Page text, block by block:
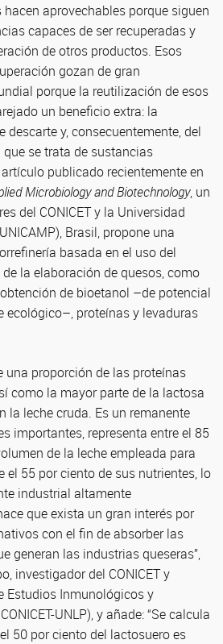
aprovechables porque siguen
capaces de ser recuperadas y
de otros productos. Esos
gozan de gran
porque la reutilización de esos
un beneficio extra: la
descarte y, consecuentemente, del
se trata de sustancias
publicado recientemente en
Microbiology and Biotechnology, un
del CONICET y la Universidad
Brasil, propone una
basada en el uso del
la elaboración de quesos, como
de bioetanol –de potencial
ecológico–, proteínas y levaduras
una proporción de las proteínas
como la mayor parte de la lactosa
la leche cruda. Es un remanente
importantes, representa entre el 85
de la leche empleada para
el 55 por ciento de sus nutrientes, lo
industrial altamente
que exista un gran interés por
con el fin de absorber las
generan las industrias queseras”,
investigador del CONICET y
Estudios Inmunológicos y
UNLP), y añade: “Se calcula
50 por ciento del lactosuero es